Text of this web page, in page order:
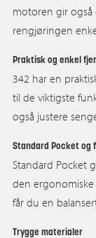
motoren gir
rengjøringen
Praktisk og enkel
342 har en
til de viktigste
også justere
Standard Pocket og
Standard Pocket
den
får du en
Trygge materialer